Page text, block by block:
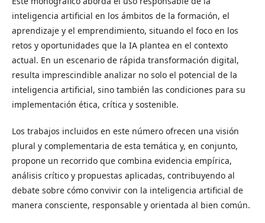
inteligencia artificial en los ámbitos de la formación, el
aprendizaje y el emprendimiento, situando el foco en los
retos y oportunidades que la IA plantea en el contexto
actual. En un escenario de rápida transformación digital,
resulta imprescindible analizar no solo el potencial de la
inteligencia artificial, sino también las condiciones para su
implementación ética, crítica y sostenible.
Los trabajos incluidos en este número ofrecen una visión
plural y complementaria de esta temática y, en conjunto,
propone un recorrido que combina evidencia empírica,
análisis crítico y propuestas aplicadas, contribuyendo al
debate sobre cómo convivir con la inteligencia artificial de
manera consciente, responsable y orientada al bien común.